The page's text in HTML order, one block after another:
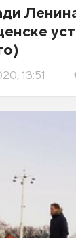
13:51